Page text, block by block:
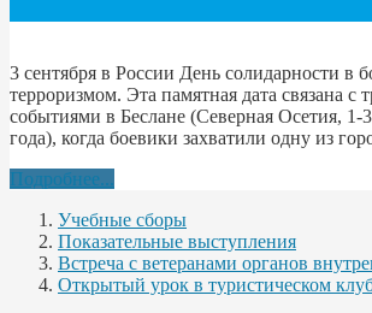
3 сентября в России День солидарности в
терроризмом. Эта памятная дата связана с
событиями в Беслане (Северная Осетия, 1-
года), когда боевики захватили одну из
Подробнее...
Учебные сборы
Показательные выступления
Встреча с ветеранами органов
Открытый урок в туристическом